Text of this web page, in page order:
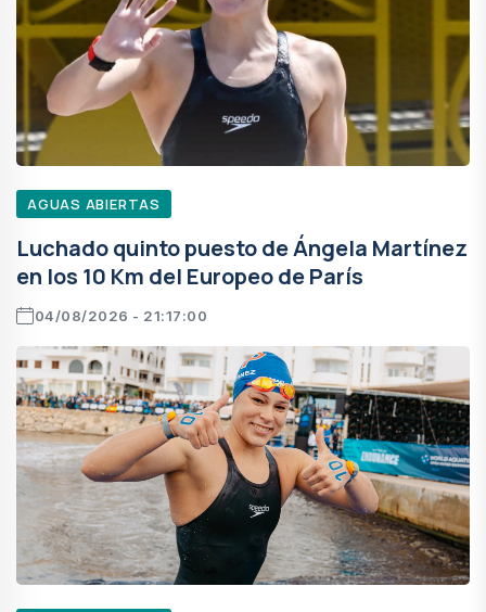
AGUAS ABIERTAS
Luchado quinto puesto de Ángela Martínez
en los 10 Km del Europeo de París
04/08/2026 - 21:17:00